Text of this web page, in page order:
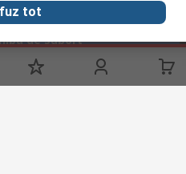
V
de suport
in maxim 24h
tot